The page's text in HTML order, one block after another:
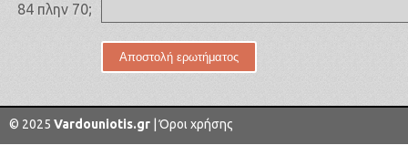
84 πλην 70;
© 2025 Vardouniotis.gr Όροι χρήσης